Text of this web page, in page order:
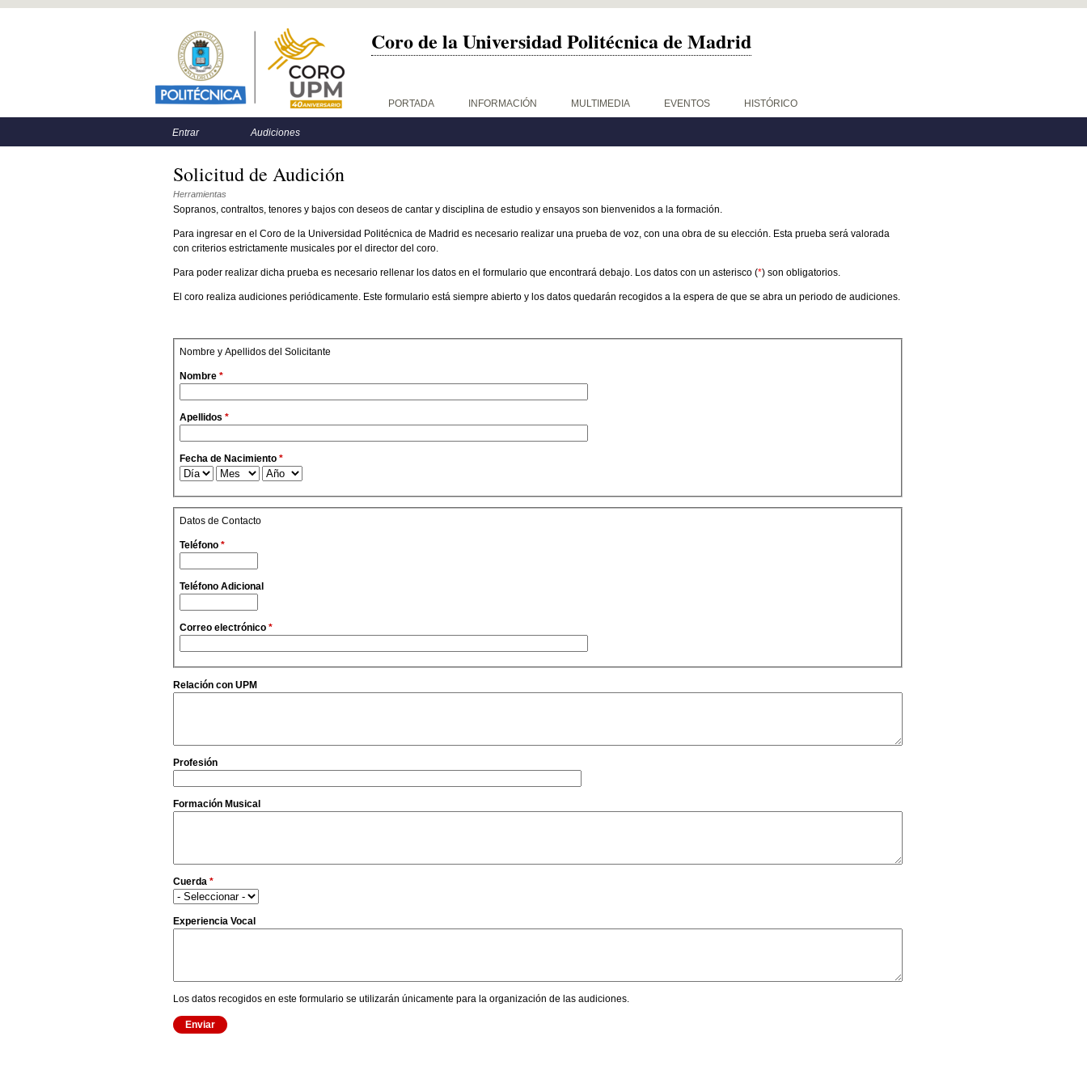
Coro de la Universidad Politécnica de Madrid
PORTADA INFORMACIÓN MULTIMEDIA EVENTOS HISTÓRICO
Entrar Audiciones
Solicitud de Audición
Herramientas
Sopranos, contraltos, tenores y bajos con deseos de cantar y disciplina de estudio y ensayos son bienvenidos a la formación.
Para ingresar en el Coro de la Universidad Politécnica de Madrid es necesario realizar una prueba de voz, con una obra de su elección. Esta prueba será valorada
con criterios estrictamente musicales por el director del coro.
Para poder realizar dicha prueba es necesario rellenar los datos en el formulario que encontrará debajo. Los datos con un asterisco (*) son obligatorios.
El coro realiza audiciones periódicamente. Este formulario está siempre abierto y los datos quedarán recogidos a la espera de que se abra un periodo de audiciones.
Nombre y Apellidos del Solicitante
Nombre *
Apellidos *
Fecha de Nacimiento *
Día
Datos de Contacto
Teléfono *
Teléfono Adicional
Correo electrónico *
Relación con UPM
Profesión
Formación Musical
Cuerda *
Experiencia Vocal
Los datos recogidos en este formulario se utilizarán únicamente para la organización de las audiciones.